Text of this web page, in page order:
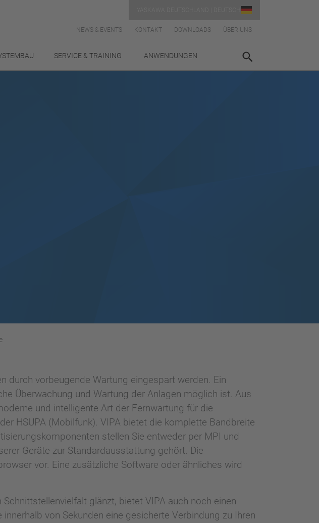
NEWS & EVENTS KONTAKT DOWNLOADS ÜBER UNS
SERVICE & TRAINING ANWENDUNGEN
durch vorbeugende Wartung eingespart werden. Ein
Überwachung und Wartung der Anlagen möglich ist. Aus
und intelligente Art der Fernwartung für die
HSUPA (Mobilfunk). VIPA bietet die komplette Bandbreite
stellen Sie entweder per MPI und
Geräte zur Standardausstattung gehört. Die
vor. Eine zusätzliche Software oder ähnliches wird
glänzt, bietet VIPA auch noch einen
von Sekunden eine gesicherte Verbindung zu Ihren